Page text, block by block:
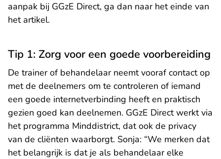
aanpak bij GGzE Direct, ga dan naar het einde van
het artikel.
Tip 1: Zorg voor een goede voorbereiding
De trainer of behandelaar neemt vooraf contact op
met de deelnemers om te controleren of iemand
een goede internetverbinding heeft en praktisch
gezien goed kan deelnemen. GGzE Direct werkt via
het programma Minddistrict, dat ook de privacy
van de cliënten waarborgt. Sonja: “We merken dat
het belangrijk is dat je als behandelaar elke